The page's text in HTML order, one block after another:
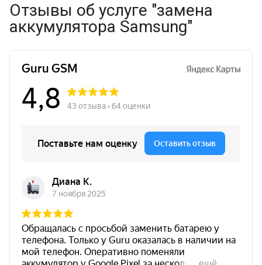
Отзывы об услуге "замена
аккумулятора Samsung"